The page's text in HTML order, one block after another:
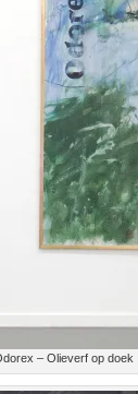
– Olieverf op doek